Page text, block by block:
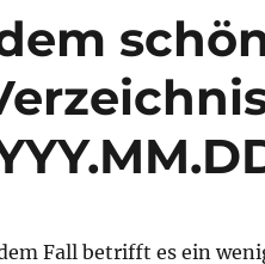
Fall betrifft es ein